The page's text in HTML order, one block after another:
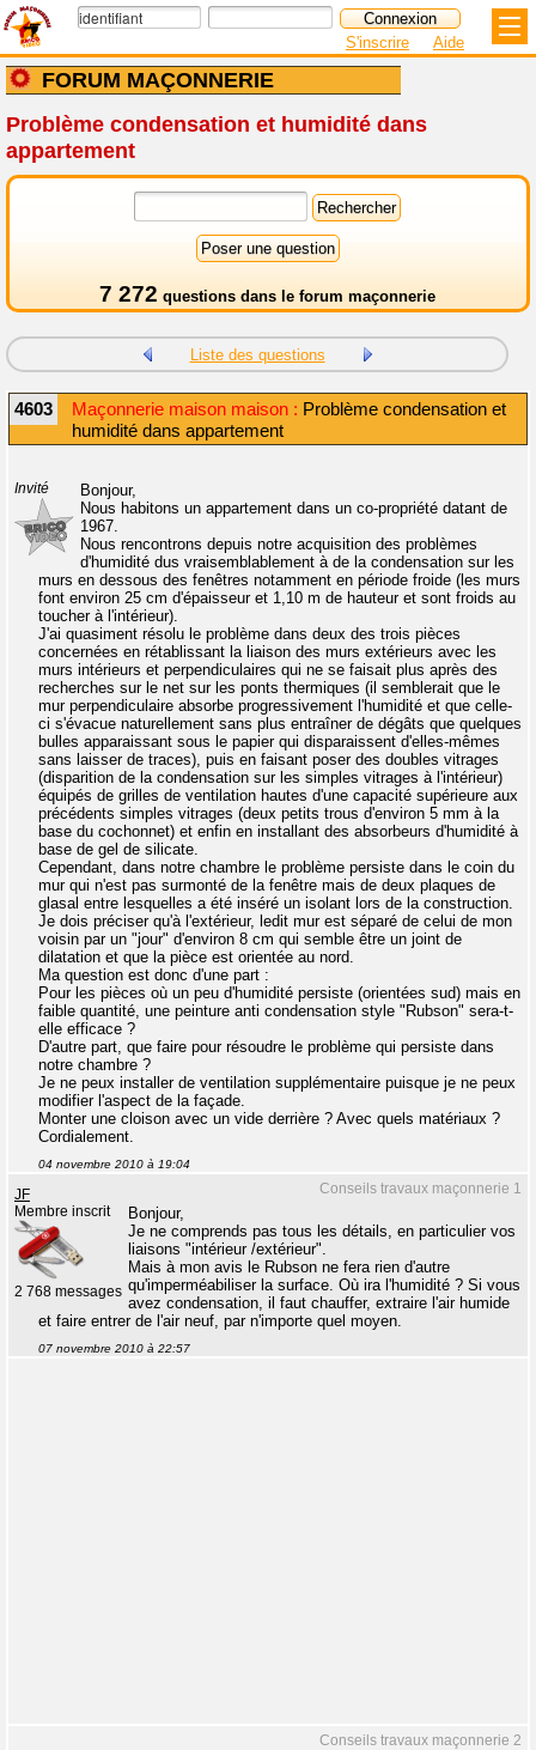
FORUM MAÇONNERIE
S'inscrire Aide
Problème condensation et humidité dans
appartement
7 272 questions dans le forum maçonnerie
Liste des questions
4603 Maçonnerie maison maison : Problème condensation et
humidité dans appartement
Invité
Bonjour,
Nous habitons un appartement dans un co-propriété datant de
1967.
Nous rencontrons depuis notre acquisition des problèmes
d'humidité dus vraisemblablement à de la condensation sur les
murs en dessous des fenêtres notamment en période froide (les murs
font environ 25 cm d'épaisseur et 1,10 m de hauteur et sont froids au
toucher à l'intérieur).
J'ai quasiment résolu le problème dans deux des trois pièces
concernées en rétablissant la liaison des murs extérieurs avec les
murs intérieurs et perpendiculaires qui ne se faisait plus après des
recherches sur le net sur les ponts thermiques (il semblerait que le
mur perpendiculaire absorbe progressivement l'humidité et que celle-
ci s'évacue naturellement sans plus entraîner de dégâts que quelques
bulles apparaissant sous le papier qui disparaissent d'elles-mêmes
sans laisser de traces), puis en faisant poser des doubles vitrages
(disparition de la condensation sur les simples vitrages à l'intérieur)
équipés de grilles de ventilation hautes d'une capacité supérieure aux
précédents simples vitrages (deux petits trous d'environ 5 mm à la
base du cochonnet) et enfin en installant des absorbeurs d'humidité à
base de gel de silicate.
Cependant, dans notre chambre le problème persiste dans le coin du
mur qui n'est pas surmonté de la fenêtre mais de deux plaques de
glasal entre lesquelles a été inséré un isolant lors de la construction.
Je dois préciser qu'à l'extérieur, ledit mur est séparé de celui de mon
voisin par un "jour" d'environ 8 cm qui semble être un joint de
dilatation et que la pièce est orientée au nord.
Ma question est donc d'une part :
Pour les pièces où un peu d'humidité persiste (orientées sud) mais en
faible quantité, une peinture anti condensation style "Rubson" sera-t-
elle efficace ?
D'autre part, que faire pour résoudre le problème qui persiste dans
notre chambre ?
Je ne peux installer de ventilation supplémentaire puisque je ne peux
modifier l'aspect de la façade.
Monter une cloison avec un vide derrière ? Avec quels matériaux ?
Cordialement.
04 novembre 2010 à 19:04
Conseils travaux maçonnerie 1
JF
Membre inscrit
2 768 messages
Bonjour,
Je ne comprends pas tous les détails, en particulier vos
liaisons "intérieur /extérieur".
Mais à mon avis le Rubson ne fera rien d'autre
qu'imperméabiliser la surface. Où ira l'humidité ? Si vous
avez condensation, il faut chauffer, extraire l'air humide
et faire entrer de l'air neuf, par n'importe quel moyen.
07 novembre 2010 à 22:57
Conseils travaux maçonnerie 2